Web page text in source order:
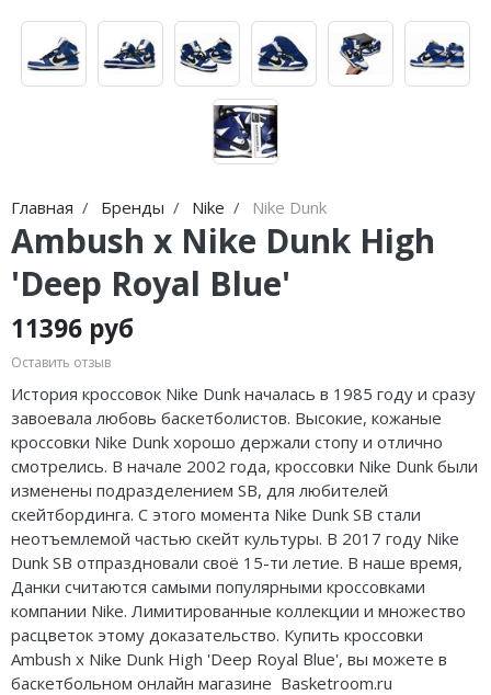
Главная Бренды Nike Nike Dunk
Ambush x Nike Dunk High
'Deep Royal Blue'
11396 руб
Оставить отзыв
История кроссовок Nike Dunk началась в 1985 году и сразу
завоевала любовь баскетболистов. Высокие, кожаные
кроссовки Nike Dunk хорошо держали стопу и отлично
смотрелись. В начале 2002 года, кроссовки Nike Dunk были
изменены подразделением SB, для любителей
скейтбординга. С этого момента Nike Dunk SB стали
неотъемлемой частью скейт культуры. В 2017 году Nike
Dunk SB отпраздновали своё 15-ти летие. В наше время,
Данки считаются самыми популярными кроссовками
компании Nike. Лимитированные коллекции и множество
расцветок этому доказательство. Купить кроссовки
Ambush x Nike Dunk High 'Deep Royal Blue', вы можете в
баскетбольном онлайн магазине Basketroom.ru
Jordan Tatum
Air Jordan 38
Air Jordan 37
Air Jordan 36
Air Jordan 1
Air Jordan 3
Air Jordan 4
Air Jordan 5
Air Jordan 6
Air Jordan 7
Air Jordan 10
adidas Samba
adidas adiFOM
adidas Adizero
adidas Harden
adidas Dame
adidas AE
Adidas Yeezy Boost 350 V2